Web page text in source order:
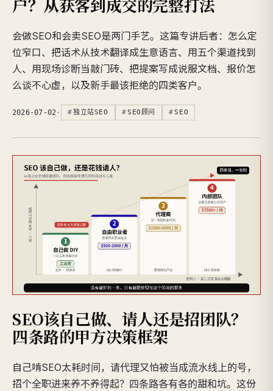
户？从获客到成交的完整打法
会做SEO和会卖SEO是两门手艺。这篇专讲后者：怎么定
位窄口、把话术从技术翻译成生意语言、用五个渠道找到
人、用现场诊断当敲门砖、把提案写成说服文档、报价怎
么谈不心虚，以及新手最该拒绝的四类客户。
2026-07-02 · 独立站SEO SEO顾问 SEO
SEO该自己做、请人还是招团队？
四条路的甲方决策框架
自己啃SEO太耗时间，请代理又怕被当成流水线上的号，
招个全职进来养不养得起？四条路各有各的甜和坑。这份